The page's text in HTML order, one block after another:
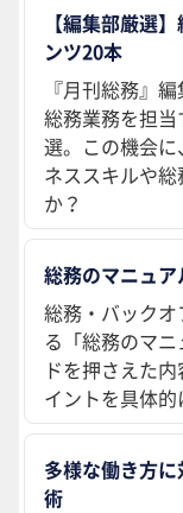
【編集部厳選
ンツ20本
『月刊総務』
総務業務を担
選。この機会
ネススキルや
か？
総務のマニュア
総務・バック
る「総務のマ
ドを押さえた
イントを具体的
多様な働き方
術